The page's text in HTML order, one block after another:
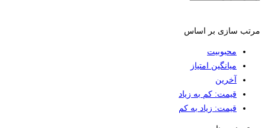
مرتب سازی بر اساس
محبوبیت
میانگین امتیاز
آخرین
قیمت: کم به زیاد
قیمت: زیاد به کم